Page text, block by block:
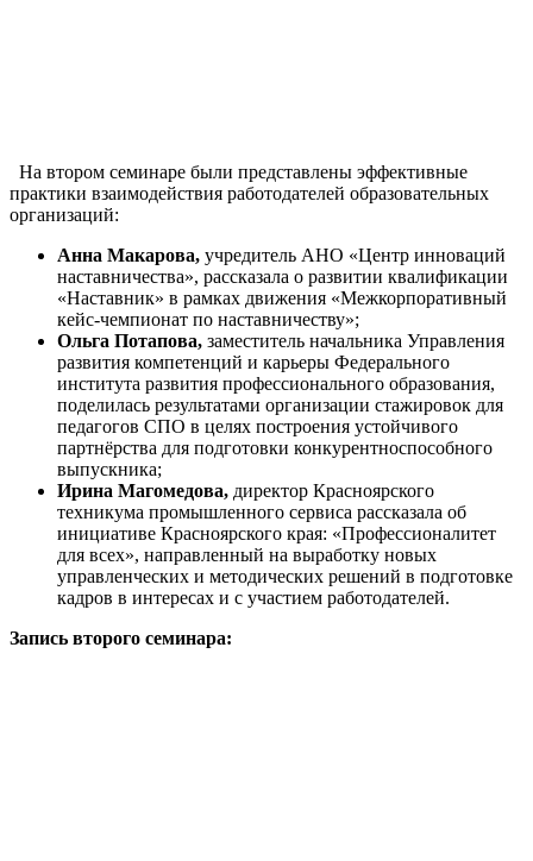
На втором семинаре были представлены эффективные
практики взаимодействия работодателей образовательных
организаций:
Анна Макарова, учредитель АНО «Центр инноваций
наставничества», рассказала о развитии квалификации
«Наставник» в рамках движения «Межкорпоративный
кейс-чемпионат по наставничеству»;
Ольга Потапова, заместитель начальника Управления
развития компетенций и карьеры Федерального
института развития профессионального образования,
поделилась результатами организации стажировок для
педагогов СПО в целях построения устойчивого
партнёрства для подготовки конкурентноспособного
выпускника;
Ирина Магомедова, директор Красноярского
техникума промышленного сервиса рассказала об
инициативе Красноярского края: «Профессионалитет
для всех», направленный на выработку новых
управленческих и методических решений в подготовке
кадров в интересах и с участием работодателей.
Запись второго семинара: